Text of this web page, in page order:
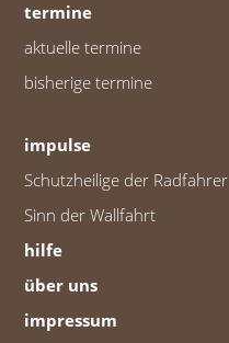
termine
aktuelle termine
bisherige termine
impulse
Schutzheilige der Radfahrer
Sinn der Wallfahrt
hilfe
über uns
impressum